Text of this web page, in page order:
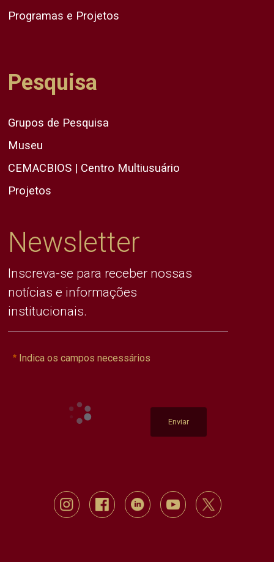
Programas e Projetos
Pesquisa
Grupos de Pesquisa
Museu
CEMACBIOS | Centro Multiusuário
Projetos
Newsletter
Inscreva-se para receber nossas
notícias e informações
institucionais.
Indica os campos necessários
Enviar